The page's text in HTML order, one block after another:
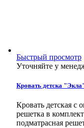
Быстрый просмотр
Уточняйте у
Кровать детска
Кровать детская с
решетка в
подматрасная